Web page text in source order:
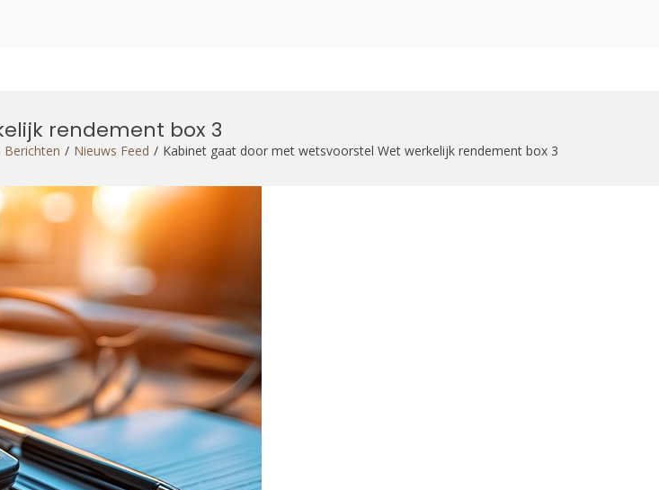
rendement box 3
Berichten Nieuws Feed Kabinet gaat door met wetsvoorstel Wet werkelijk rendement box 3